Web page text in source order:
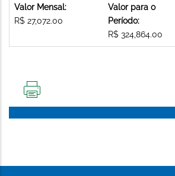
Valor Mensal:
R$ 27,072.00
Valor para o
Período:
R$ 324,864.00
PÁGINA